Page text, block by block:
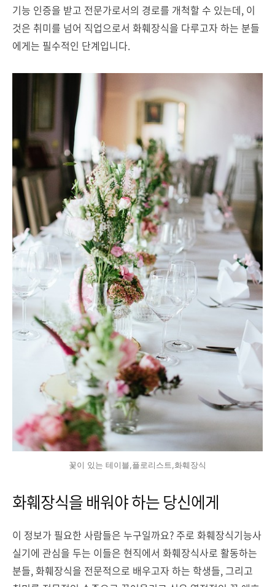
기능 인증을 받고 전문가로서의 경로를 개척할 수 있는데, 이
것은 취미를 넘어 직업으로서 화훼장식을 다루고자 하는 분들
에게는 필수적인 단계입니다.
꽃이 있는 테이블,플로리스트,화훼장식
화훼장식을 배워야 하는 당신에게
이 정보가 필요한 사람들은 누구일까요? 주로 화훼장식기능사
실기에 관심을 두는 이들은 현직에서 화훼장식사로 활동하는
분들, 화훼장식을 전문적으로 배우고자 하는 학생들, 그리고